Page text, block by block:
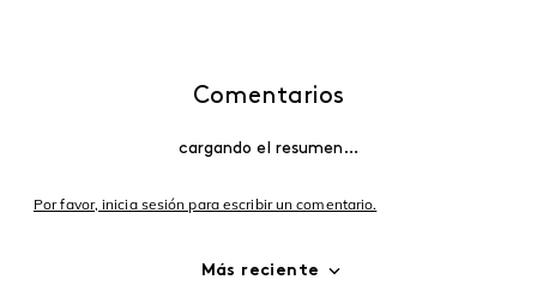
Comentarios
cargando el resumen…
Por favor, inicia sesión para escribir un comentario.
Más reciente